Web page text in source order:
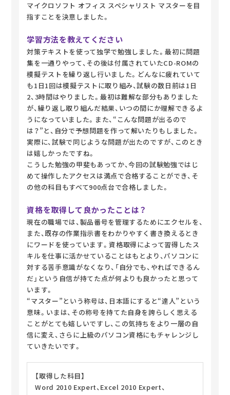
マイクロソフト オフィス スペシャリスト マスターを目
指すことを決意しました。
学習方法を教えてください
対策テキストを使って独学で勉強しました。最初に問題
集を一通りやって、その後は付属されていたCD-ROMの
模擬テストを繰り返し行いました。どんなに疲れていて
も1日1回は模擬テストに取り組み、試験の数日前は1日
2、3時間はやりました。最初は難解な部分もありました
が、繰り返し取り組んだ結果、いつの間にか理解できるよ
うになっていました。また、“こんな問題が出るので
は？”と、自分で予想問題を作って解いたりもしました。
実際に、試験で同じような問題が出たのですが、このとき
は嬉しかったですね。
こうした勉強の甲斐もあってか、今回の試験勉強ではじ
めて操作したアクセスは満点で合格することができ、そ
の他の科目もすべて900点台で合格しました。
資格を取得して良かったことは？
現在の職場では、製品番号を管理するためにエクセルを、
また、既存の作業指示書をわかりやすく書き換えるとき
にワードを使っています。資格取得によって習得したス
キルを仕事に活かせていることはもとより、パソコンに
対する苦手意識がなくなり、「自分でも、やればできるん
だ」という自信が持てた点が何よりも良かったと思って
います。
“マスター”という称号は、日本語にすると“達人”という
意味。いまは、その称号を持てた自身を誇らしく思える
ことがとても嬉しいですし、この気持ちをより一層の自
信に変え、さらに上級のパソコン資格にもチャレンジし
ていきたいです。
【取得した科目】
Word 2010 Expert、Excel 2010 Expert、